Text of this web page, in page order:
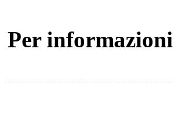
Per informazioni